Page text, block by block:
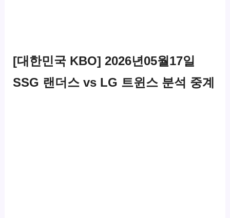
[대한민국 KBO] 2026년05월17일
SSG 랜더스 vs LG 트윈스 분석 중계